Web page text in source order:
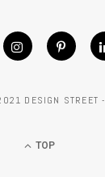
DESIGN STREET -
TOP